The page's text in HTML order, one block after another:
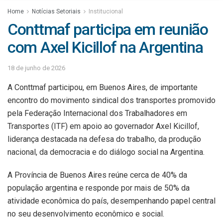
Home Notícias Setoriais Institucional
Conttmaf participa em reunião
com Axel Kicillof na Argentina
18 de junho de 2026
A Conttmaf participou, em Buenos Aires, de importante
encontro do movimento sindical dos transportes promovido
pela Federação Internacional dos Trabalhadores em
Transportes (ITF) em apoio ao governador Axel Kicillof,
liderança destacada na defesa do trabalho, da produção
nacional, da democracia e do diálogo social na Argentina.
A Província de Buenos Aires reúne cerca de 40% da
população argentina e responde por mais de 50% da
atividade econômica do país, desempenhando papel central
no seu desenvolvimento econômico e social.